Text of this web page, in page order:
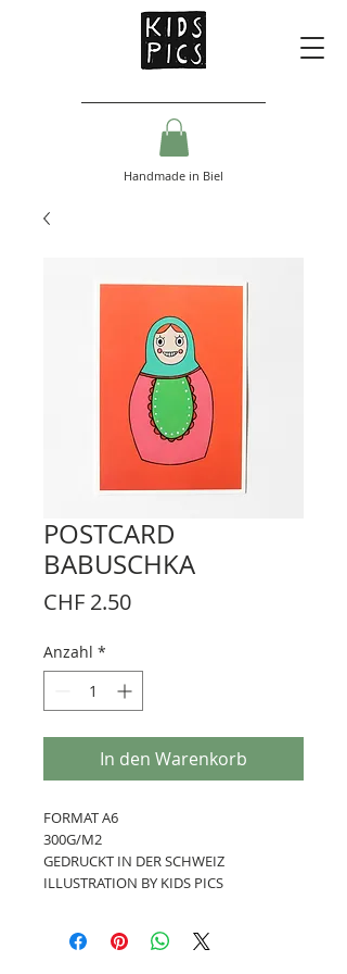
Handmade in Biel
POSTCARD
BABUSCHKA
CHF 2.50Preis
Anzahl *
In den Warenkorb
FORMAT A6
300G/M2
GEDRUCKT IN DER SCHWEIZ
ILLUSTRATION BY KIDS PICS